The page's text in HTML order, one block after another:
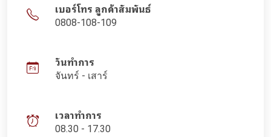
เบอร์โทร ลูกค้าสัมพันธ์
0808-108-109
วันทำการ
จันทร์ - เสาร์
เวลาทำการ
08.30 - 17.30